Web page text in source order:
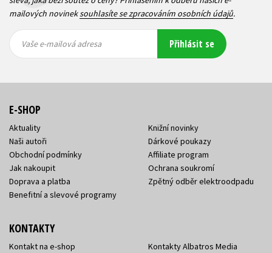
mailových novineksouhlasíte se zpracováním osobních údajů.
mailová
mailová
Vaše e-mailová adresa Přihlásit se
E-SHOP
Aktuality
Naši autoři
Obchodní podmínky
Jak nakoupit
Doprava a platba
Benefitní a slevové programy
Knižní novinky
Dárkové poukazy
Affiliate program
Ochrana soukromí
Zpětný odběr elektroodpadu
KONTAKTY
Kontakt na e-shop
Kontakty Albatros Media